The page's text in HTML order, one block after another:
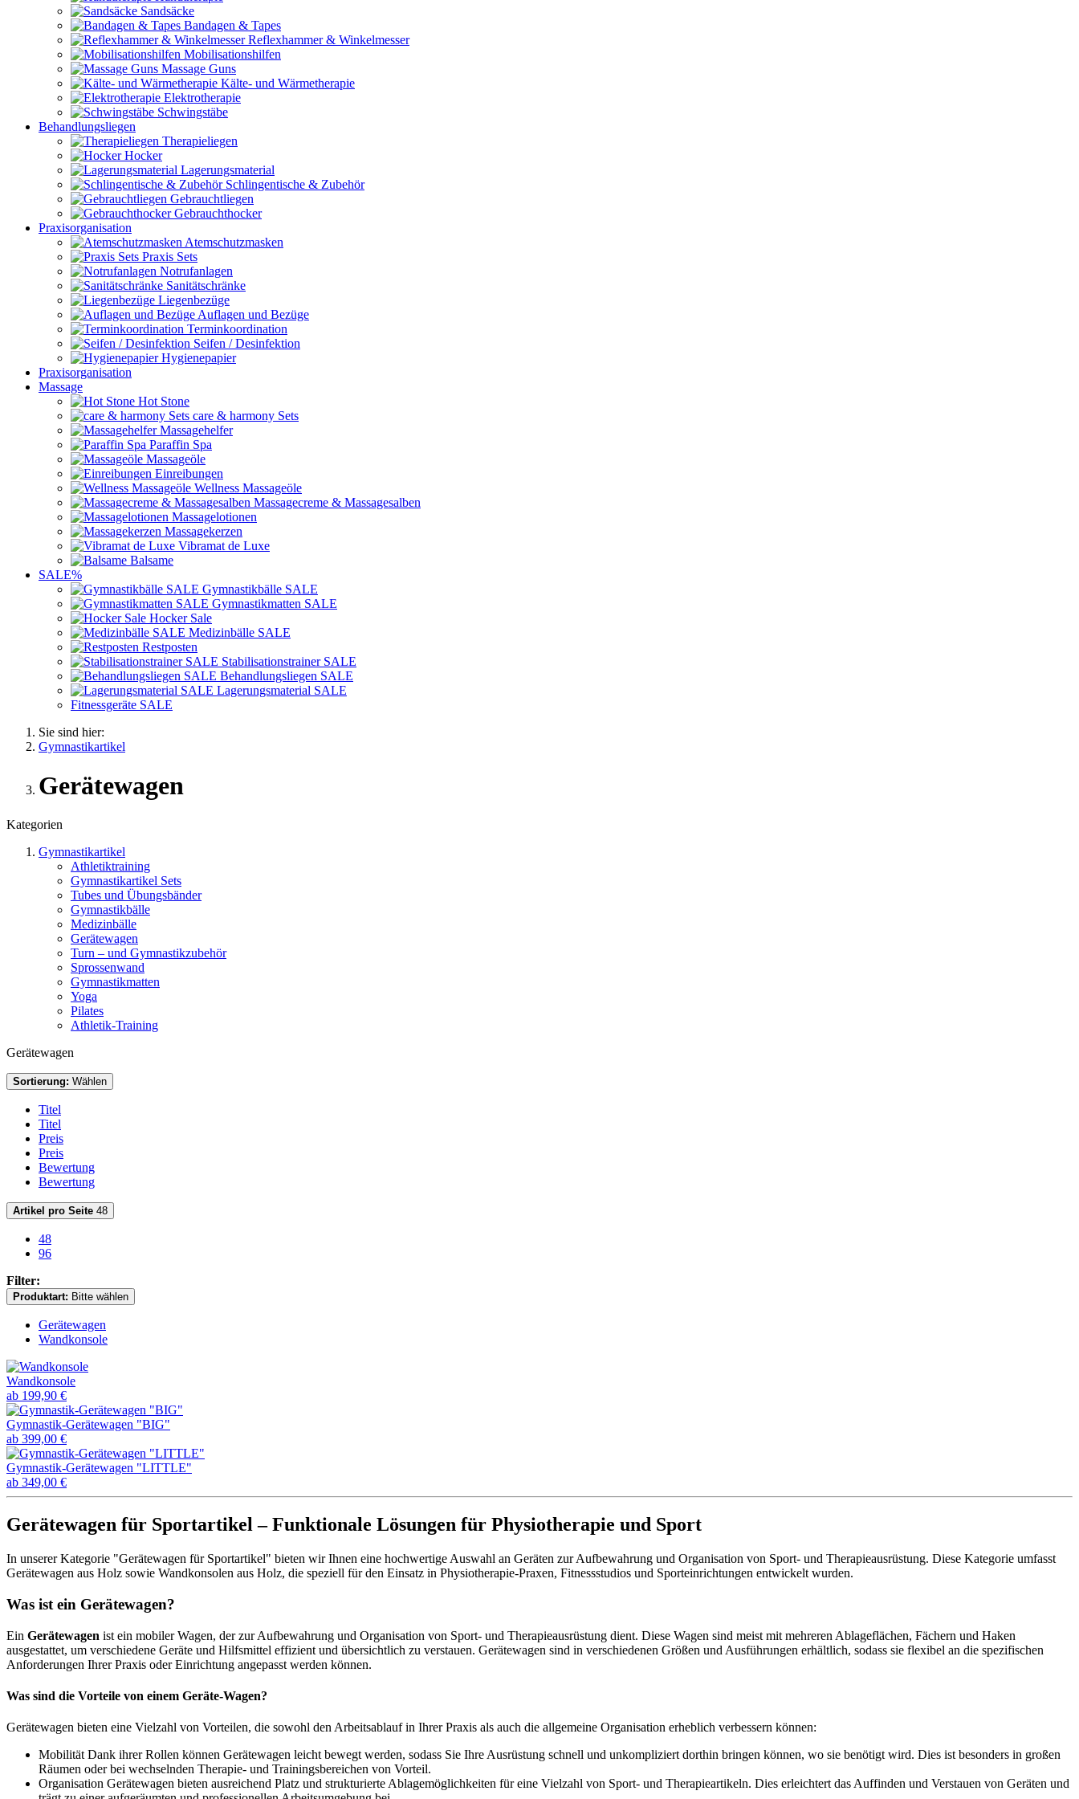
Sandsäcke
Bandagen & Tapes
Reflexhammer & Winkelmesser
Mobilisationshilfen
Massage Guns
Kälte- und Wärmetherapie
Elektrotherapie
Schwingstäbe
Behandlungsliegen
Therapieliegen
Hocker
Lagerungsmaterial
Schlingentische & Zubehör
Gebrauchtliegen
Gebrauchthocker
Praxisorganisation
Atemschutzmasken
Praxis Sets
Notrufanlagen
Sanitätschränke
Liegenbezüge
Auflagen und Bezüge
Terminkoordination
Seifen / Desinfektion
Hygienepapier
Praxisorganisation
Massage
Hot Stone
care & harmony Sets
Massagehelfer
Paraffin Spa
Massageöle
Einreibungen
Wellness Massageöle
Massagecreme & Massagesalben
Massagelotionen
Massagekerzen
Vibramat de Luxe
Balsame
SALE%
Gymnastikbälle SALE
Gymnastikmatten SALE
Hocker Sale
Medizinbälle SALE
Restposten
Stabilisationstrainer SALE
Behandlungsliegen SALE
Lagerungsmaterial SALE
Fitnessgeräte SALE
Sie sind hier:
Gymnastikartikel
Gerätewagen
Kategorien
Gymnastikartikel
Athletiktraining
Gymnastikartikel Sets
Tubes und Übungsbänder
Gymnastikbälle
Medizinbälle
Gerätewagen
Turn – und Gymnastikzubehör
Sprossenwand
Gymnastikmatten
Yoga
Pilates
Athletik-Training
Gerätewagen
Sortierung: Wählen
Titel
Titel
Preis
Preis
Bewertung
Bewertung
Artikel pro Seite 48
48
96
Filter:
Produktart: Bitte wählen
Gerätewagen
Wandkonsole
Wandkonsole
ab 199,90 €
Gymnastik-Gerätewagen "BIG"
ab 399,00 €
Gymnastik-Gerätewagen "LITTLE"
ab 349,00 €
Gerätewagen für Sportartikel – Funktionale Lösungen für Physiotherapie und Sport
In unserer Kategorie "Gerätewagen für Sportartikel" bieten wir Ihnen eine hochwertige Auswahl an Geräten zur Aufbewahrung und Organisation von Sport- und Therapieausrüstung. Diese Kategorie umfasst
Gerätewagen aus Holz sowie Wandkonsolen aus Holz, die speziell für den Einsatz in Physiotherapie-Praxen, Fitnessstudios und Sporteinrichtungen entwickelt wurden.
Was ist ein Gerätewagen?
Ein Gerätewagen ist ein mobiler Wagen, der zur Aufbewahrung und Organisation von Sport- und Therapieausrüstung dient. Diese Wagen sind meist mit mehreren Ablageflächen, Fächern und Haken
ausgestattet, um verschiedene Geräte und Hilfsmittel effizient und übersichtlich zu verstauen. Gerätewagen sind in verschiedenen Größen und Ausführungen erhältlich, sodass sie flexibel an die spezifischen
Anforderungen Ihrer Praxis oder Einrichtung angepasst werden können.
Was sind die Vorteile von einem Geräte-Wagen?
Gerätewagen bieten eine Vielzahl von Vorteilen, die sowohl den Arbeitsablauf in Ihrer Praxis als auch die allgemeine Organisation erheblich verbessern können:
Mobilität Dank ihrer Rollen können Gerätewagen leicht bewegt werden, sodass Sie Ihre Ausrüstung schnell und unkompliziert dorthin bringen können, wo sie benötigt wird. Dies ist besonders in großen
Räumen oder bei wechselnden Therapie- und Trainingsbereichen von Vorteil.
Organisation Gerätewagen bieten ausreichend Platz und strukturierte Ablagemöglichkeiten für eine Vielzahl von Sport- und Therapieartikeln. Dies erleichtert das Auffinden und Verstauen von Geräten und